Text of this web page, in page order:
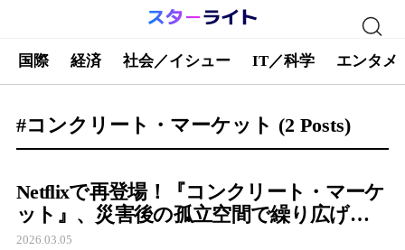
国際 経済 社会／イシュー IT／科学 エンタメ
#コンクリート・マーケット (2 Posts)
Netflixで再登場！『コンクリート・マーケ
ット』、災害後の孤立空間で繰り広げら
れる予測不能なサバイバル物語
2026.03.05